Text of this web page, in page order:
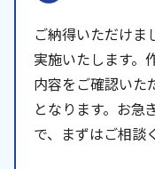
ご納得いただけま
実施いたします。
内容をご確認いた
となります。お急
で、まずはご相談